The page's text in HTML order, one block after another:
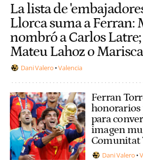
La lista de
Llorca suma a Ferran:
nombró a Carlos Latre;
Mateu Lahoz o
Dani Valero Valencia
Ferran
para
imagen
Comunitat
Dani Valero